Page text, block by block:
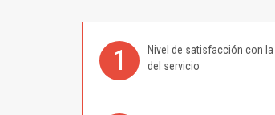
1 Nivel de satisfacción con la
del servicio